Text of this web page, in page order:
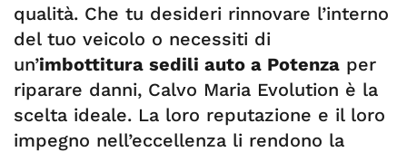
qualità. Che tu desideri rinnovare l’interno
del tuo veicolo o necessiti di
un’imbottitura sedili auto a Potenza per
riparare danni, Calvo Maria Evolution è la
scelta ideale. La loro reputazione e il loro
impegno nell’eccellenza li rendono la